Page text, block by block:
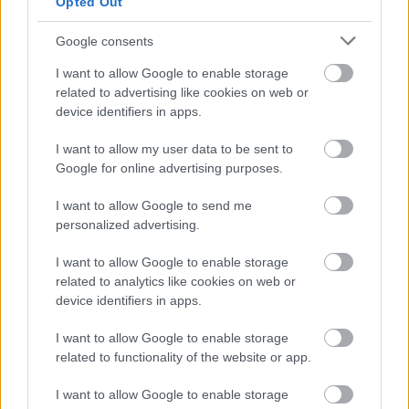
Google consents
I want to allow Google to enable storage
related to advertising like cookies on web or
device identifiers in apps.
I want to allow my user data to be sent to
Google for online advertising purposes.
I want to allow Google to send me
personalized advertising.
I want to allow Google to enable storage
related to analytics like cookies on web or
device identifiers in apps.
I want to allow Google to enable storage
related to functionality of the website or app.
I want to allow Google to enable storage
Hírlevél feliratkozás
Adja meg keresztnevét:
Adja
meg e-mail címét:
Megismertem és elfogadom a
GDPR-szabályzatot
Nem szeretne lemaradni semmiről? Csak egy kattintás, és hírlevelünk a
legfrissebb információkkal és exkluzív tartalmakkal hétről hétre